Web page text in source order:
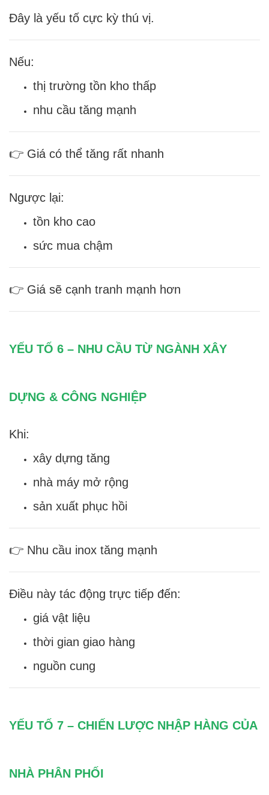
Đây là yếu tố cực kỳ thú vị.
Nếu:
thị trường tồn kho thấp
nhu cầu tăng mạnh
👉 Giá có thể tăng rất nhanh
Ngược lại:
tồn kho cao
sức mua chậm
👉 Giá sẽ cạnh tranh mạnh hơn
YẾU TỐ 6 – NHU CẦU TỪ NGÀNH XÂY
DỰNG & CÔNG NGHIỆP
Khi:
xây dựng tăng
nhà máy mở rộng
sản xuất phục hồi
👉 Nhu cầu inox tăng mạnh
Điều này tác động trực tiếp đến:
giá vật liệu
thời gian giao hàng
nguồn cung
YẾU TỐ 7 – CHIẾN LƯỢC NHẬP HÀNG CỦA
NHÀ PHÂN PHỐI